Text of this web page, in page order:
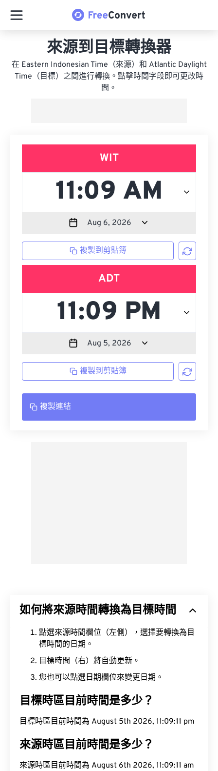
來源到目標轉換器
在 Eastern Indonesian Time（來源）和 Atlantic Daylight
Time（目標）之間進行轉換。點擊時間字段即可更改時
間。
WIT
複製到剪貼簿
ADT
複製到剪貼簿
複製連結
如何將來源時間轉換為目標時間
點選來源時間欄位（左側），選擇要轉換為目
標時間的日期。
目標時間（右）將自動更新。
您也可以點選日期欄位來變更日期。
目標時區目前時間是多少？
目標時區目前時間為 August 5th 2026, 11:09:12 pm
來源時區目前時間是多少？
來源時區目前時間為 August 6th 2026, 11:09:12 am